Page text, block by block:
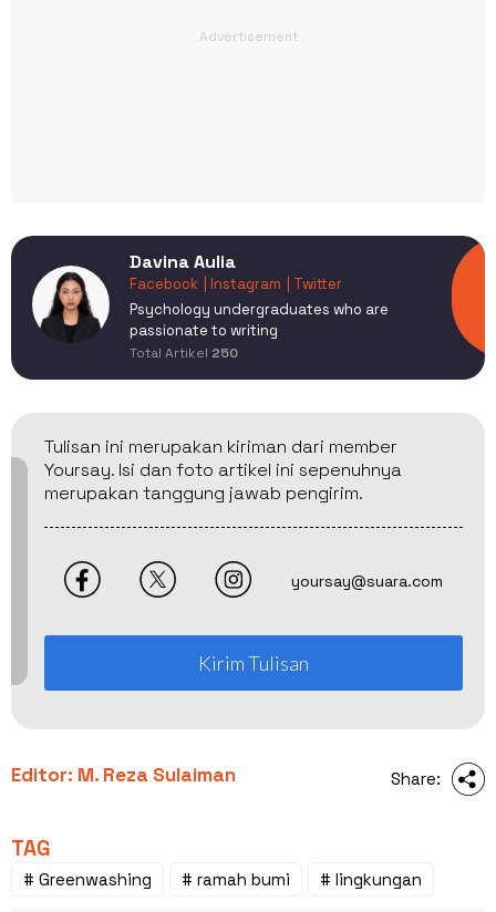
Davina Aulia
Facebook | Instagram
| Twitter
Psychology undergraduates who are
passionate to writing
Total Artikel 250
Tulisan ini merupakan kiriman dari member
Yoursay. Isi dan foto artikel ini sepenuhnya
merupakan tanggung jawab pengirim.
yoursay@suara.com
Kirim Tulisan
Editor: M. Reza Sulaiman Share:
TAG
# Greenwashing # ramah bumi # lingkungan